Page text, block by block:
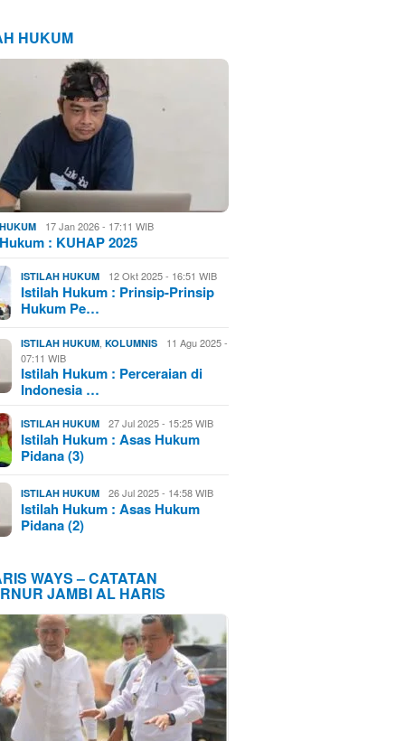
HUKUM
17 Jan 2026 - 17:11 WIB
: KUHAP 2025
ISTILAH HUKUM 12 Okt 2025 - 16:51 WIB
Istilah Hukum : Prinsip-Prinsip
Hukum Pe…
ISTILAH HUKUM ,KOLUMNIS
11 Agu 2025 -
07:11 WIB
Istilah Hukum : Perceraian di
Indonesia …
ISTILAH HUKUM 27 Jul 2025 - 15:25 WIB
Istilah Hukum : Asas Hukum
Pidana (3)
ISTILAH HUKUM 26 Jul 2025 - 14:58 WIB
Istilah Hukum : Asas Hukum
Pidana (2)
WAYS – CATATAN
JAMBI AL HARIS